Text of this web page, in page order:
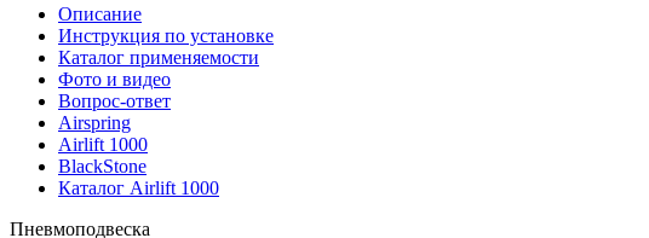
Описание
Инструкция по установке
Каталог применяемости
Фото и видео
Вопрос-ответ
Airspring
Airlift 1000
BlackStone
Каталог Airlift 1000
Пневмоподвеска